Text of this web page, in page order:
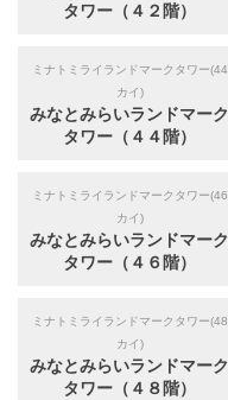
タワー（４２階）
ミナトミライランドマークタワー(44
カイ)
みなとみらいランドマーク
タワー（４４階）
ミナトミライランドマークタワー(46
カイ)
みなとみらいランドマーク
タワー（４６階）
ミナトミライランドマークタワー(48
カイ)
みなとみらいランドマーク
タワー（４８階）